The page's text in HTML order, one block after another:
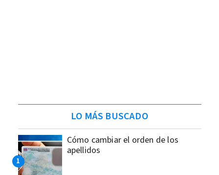
LO MÁS BUSCADO
Cómo cambiar el orden de los
apellidos